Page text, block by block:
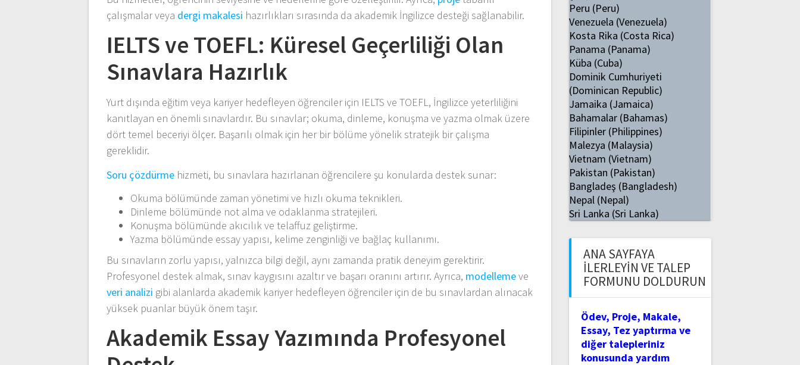
çalışmalar veya dergi makalesi hazırlıkları sırasında da akademik İngilizce desteği sağlanabilir.
IELTS ve TOEFL: Küresel Geçerliliği Olan
Sınavlara Hazırlık
Yurt dışında eğitim veya kariyer hedefleyen öğrenciler için IELTS ve TOEFL, İngilizce yeterliliğini
kanıtlayan en önemli sınavlardır. Bu sınavlar; okuma, dinleme, konuşma ve yazma olmak üzere
dört temel beceriyi ölçer. Başarılı olmak için her bir bölüme yönelik stratejik bir çalışma
gereklidir.
Soru çözdürme hizmeti, bu sınavlara hazırlanan öğrencilere şu konularda destek sunar:
Okuma bölümünde zaman yönetimi ve hızlı okuma teknikleri.
Dinleme bölümünde not alma ve odaklanma stratejileri.
Konuşma bölümünde akıcılık ve telaffuz geliştirme.
Yazma bölümünde essay yapısı, kelime zenginliği ve bağlaç kullanımı.
Bu sınavların zorlu yapısı, yalnızca bilgi değil, aynı zamanda pratik deneyim gerektirir.
Profesyonel destek almak, sınav kaygısını azaltır ve başarı oranını artırır. Ayrıca, modellemeve
veri analizi gibi alanlarda akademik kariyer hedefleyen öğrenciler için de bu sınavlardan alınacak
yüksek puanlar büyük önem taşır.
Akademik Essay Yazımında Profesyonel
Peru (Peru)
Venezuela (Venezuela)
Kosta Rika (Costa Rica)
Panama (Panama)
Küba (Cuba)
Dominik Cumhuriyeti
(Dominican Republic)
Jamaika (Jamaica)
Bahamalar (Bahamas)
Filipinler (Philippines)
Malezya (Malaysia)
Vietnam (Vietnam)
Pakistan (Pakistan)
Bangladeş (Bangladesh)
Nepal (Nepal)
Sri Lanka (Sri Lanka)
ANA SAYFAYA
İLERLEYIN VE TALEP
FORMUNU DOLDURUN
Ödev, Proje, Makale,
Essay, Tez yaptırma ve
diğer talepleriniz
konusunda yardım